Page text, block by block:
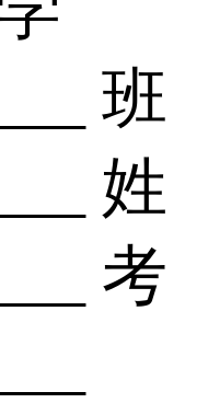
班
姓
考